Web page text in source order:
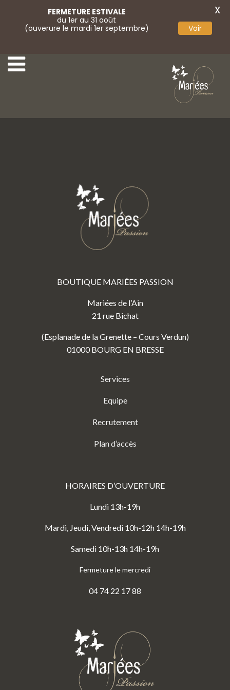
BOUTIQUE MARIÉES PASSION
Mariées de l’Ain
21 rue Bichat
(Esplanade de la Grenette – Cours Verdun)
01000 BOURG EN BRESSE
Services
Equipe
Recrutement
Plan d’accès
HORAIRES D’OUVERTURE
Lundi 13h-19h
Mardi, Jeudi, Vendredi 10h-12h 14h-19h
Samedi 10h-13h 14h-19h
Fermeture le mercredi
04 74 22 17 88
FERMETURE ESTIVALE
du 1er au 31 août
(ouverure le mardi 1er septembre)
Voir
X